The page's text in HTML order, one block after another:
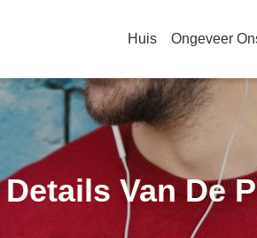
Huis Ongeveer
Details Van De